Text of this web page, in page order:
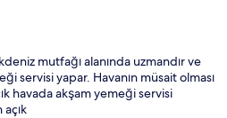
mutfağı alanında uzmandır ve
servisi yapar. Havanın müsait olması
havada akşam yemeği servisi